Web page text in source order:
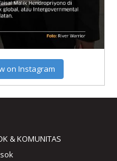
on Instagram
& KOMUNITAS